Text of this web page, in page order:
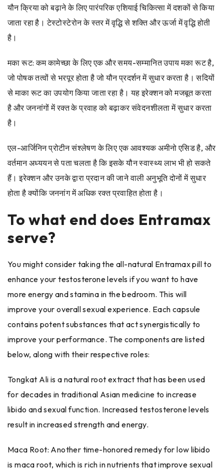
यौन क्रिया को बढ़ाने के लिए पारंपरिक एशियाई चिकित्सा में दशकों से किया
जाता रहा है। टेस्टोस्टेरोन के स्तर में वृद्धि से शक्ति और ऊर्जा में वृद्धि होती
है।
मका रूट: कम कामेच्छा के लिए एक और समय-सम्मानित उपाय मका रूट है,
जो पोषक तत्वों से भरपूर होता है जो यौन प्रदर्शन में सुधार करता है। सदियों
से माका रूट का उपयोग किया जाता रहा है। यह इरेक्शन को मजबूत करता
है और जननांगों में रक्त के प्रवाह को बढ़ाकर संवेदनशीलता में सुधार करता
है।
एल-आर्जिनिन प्रोटीन संश्लेषण के लिए एक आवश्यक अमीनो एसिड है, और
वर्तमान अध्ययन से पता चलता है कि इसके यौन स्वास्थ्य लाभ भी हो सकते
हैं। इरेक्शन और उनके द्वारा प्रदान की जाने वाली अनुभूति दोनों में सुधार
होता है क्योंकि जननांग में अधिक रक्त प्रवाहित होता है।
To what end does Entramax
serve?
You might consider taking the all-natural Entramax pill to
enhance your testosterone levels if you want to have
more energy and stamina in the bedroom. This will
improve your overall sexual experience. Each capsule
contains potent substances that act synergistically to
improve your performance. The components are listed
below, along with their respective roles:
Tongkat Ali is a natural root extract that has been used
for decades in traditional Asian medicine to increase
libido and sexual function. Increased testosterone levels
result in increased strength and energy.
Maca Root: Another time-honored remedy for low libido
is maca root, which is rich in nutrients that improve sexual